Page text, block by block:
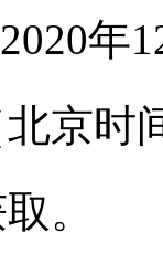
年
北京
。